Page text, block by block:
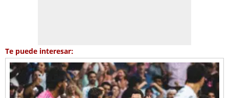
Te puede interesar: